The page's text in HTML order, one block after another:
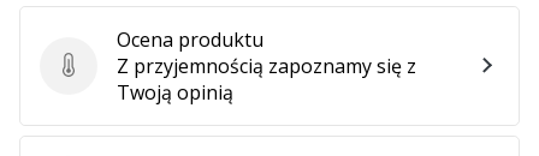
Ocena produktu
Ocena produktu
Z przyjemnością zapoznamy się z
Twoją opinią